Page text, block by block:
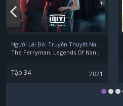
Người Lái Đò: Truyền Thuyết Nam Dương
The Ferryman: Legends Of Nanyang
Tập 34 2021